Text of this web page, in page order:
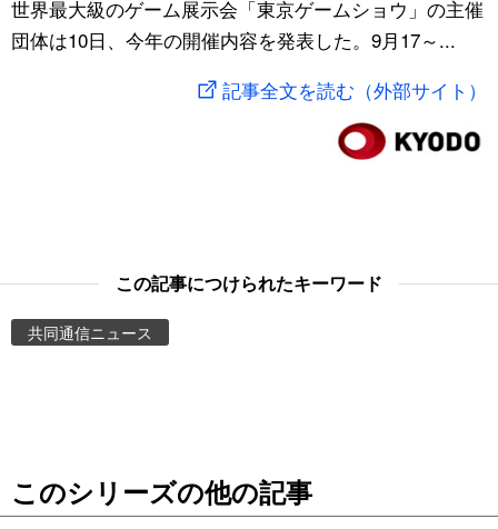
文化
動画/Live
People
公式SNS
スポーツ・東京2020
世界最大級のゲーム展示会「東京ゲームショウ」の主催
団体は10日、今年の開催内容を発表した。9月17～...
記事全文を読む（外部サイト）
この記事につけられたキーワード
共同通信ニュース
このシリーズの他の記事